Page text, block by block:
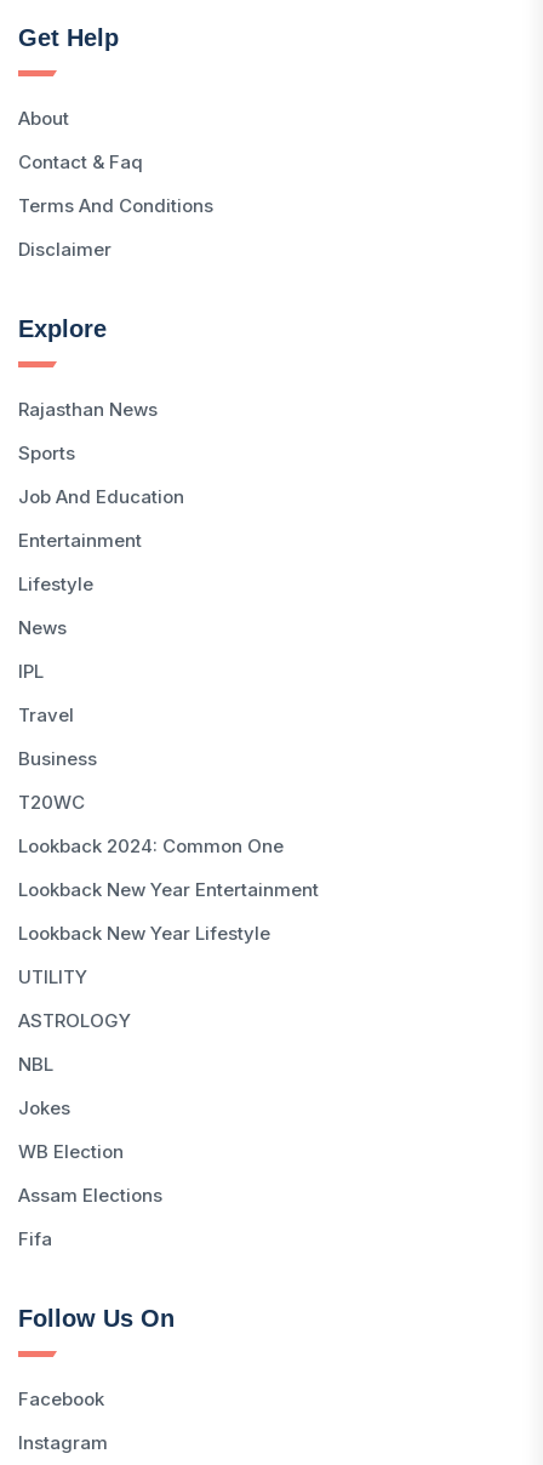
Get Help
About
Contact & Faq
Terms And Conditions
Disclaimer
Explore
Rajasthan News
Sports
Job And Education
Entertainment
Lifestyle
News
IPL
Travel
Business
T20WC
Lookback 2024: Common One
Lookback New Year Entertainment
Lookback New Year Lifestyle
UTILITY
ASTROLOGY
NBL
Jokes
WB Election
Assam Elections
Fifa
Follow Us On
Facebook
Instagram